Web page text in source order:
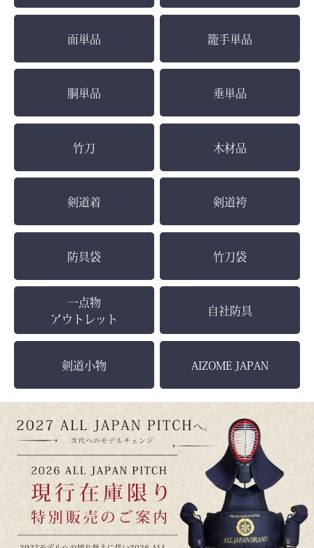
面単品 籠手単品
胴単品 垂単品
竹刀 木材品
剣道着 剣道袴
防具袋 竹刀袋
一点物
アウトレット
自社防具
剣道小物 AIZOME JAPAN